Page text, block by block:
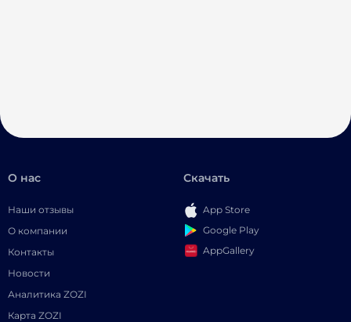
О нас
Наши отзывы
О компании
Контакты
Новости
Аналитика ZOZI
Карта ZOZI
Скачать
App Store
Google Play
AppGallery